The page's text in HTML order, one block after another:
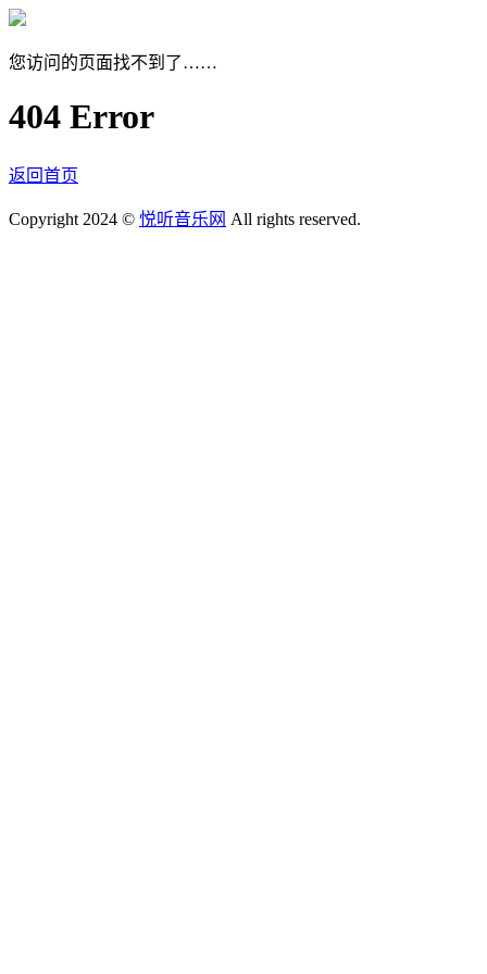
您访问的页面找不到了……
404 Error
返回首页
Copyright 2024 © 悦听音乐网 All rights reserved.